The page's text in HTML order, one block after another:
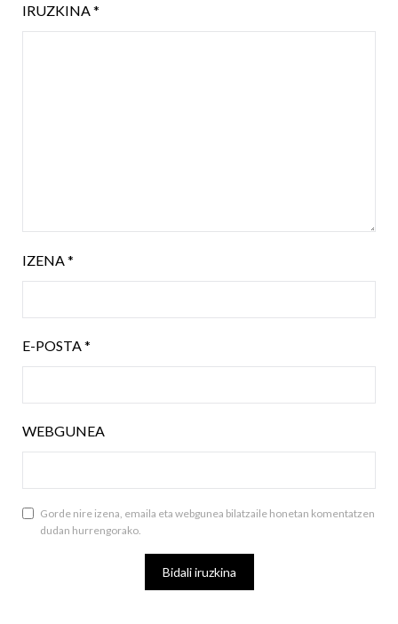
IRUZKINA *
IZENA *
E-POSTA *
WEBGUNEA
Gorde nire izena, emaila eta webgunea bilatzaile honetan komentatzen
dudan hurrengorako.